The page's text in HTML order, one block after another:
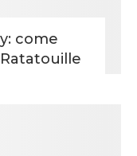
come